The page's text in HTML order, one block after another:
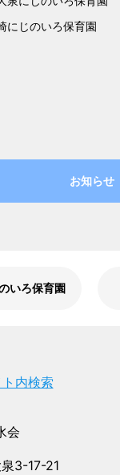
にじのいろ保育園
お知らせ
いろ保育園
3-17-21